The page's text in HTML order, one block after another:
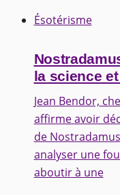
Ésotérisme
la science
Jean Bendor,
affirme avoir
de
analyser une
aboutir à une